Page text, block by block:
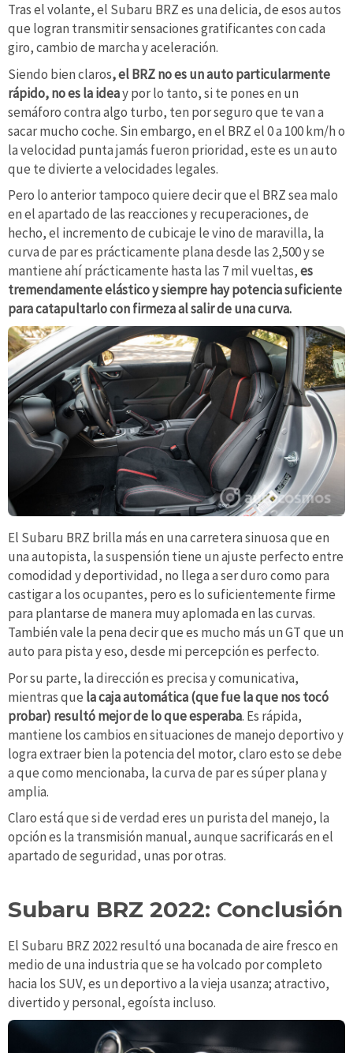
Tras el volante, el Subaru BRZ es una delicia, de esos autos
que logran transmitir sensaciones gratificantes con cada
giro, cambio de marcha y aceleración.
Siendo bien claros, el BRZ no es un auto particularmente
rápido, no es la ideay por lo tanto, si te pones en un
semáforo contra algo turbo, ten por seguro que te van a
sacar mucho coche. Sin embargo, en el BRZ el 0 a 100 km/h o
la velocidad punta jamás fueron prioridad, este es un auto
que te divierte a velocidades legales.
Pero lo anterior tampoco quiere decir que el BRZ sea malo
en el apartado de las reacciones y recuperaciones, de
hecho, el incremento de cubicaje le vino de maravilla, la
curva de par es prácticamente plana desde las 2,500 y se
mantiene ahí prácticamente hasta las 7 mil vueltas,es
tremendamente elástico y siempre hay potencia suficiente
para catapultarlo con firmeza al salir de una curva.
El Subaru BRZ brilla más en una carretera sinuosa que en
una autopista, la suspensión tiene un ajuste perfecto entre
comodidad y deportividad, no llega a ser duro como para
castigar a los ocupantes, pero es lo suficientemente firme
para plantarse de manera muy aplomada en las curvas.
También vale la pena decir que es mucho más un GT que un
auto para pista y eso, desde mi percepción es perfecto.
Por su parte, la dirección es precisa y comunicativa,
mientras que la caja automática (que fue la que nos tocó
probar) resultó mejor de lo que esperaba. Es rápida,
mantiene los cambios en situaciones de manejo deportivo y
logra extraer bien la potencia del motor, claro esto se debe
a que como mencionaba, la curva de par es súper plana y
amplia.
Claro está que si de verdad eres un purista del manejo, la
opción es la transmisión manual, aunque sacrificarás en el
apartado de seguridad, unas por otras.
Subaru BRZ 2022: Conclusión
El Subaru BRZ 2022 resultó una bocanada de aire fresco en
medio de una industria que se ha volcado por completo
hacia los SUV, es un deportivo a la vieja usanza; atractivo,
divertido y personal, egoísta incluso.